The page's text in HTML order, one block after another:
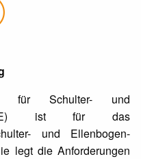
für Schulter- und
ist für das
und Ellenbogen-
legt die Anforderungen